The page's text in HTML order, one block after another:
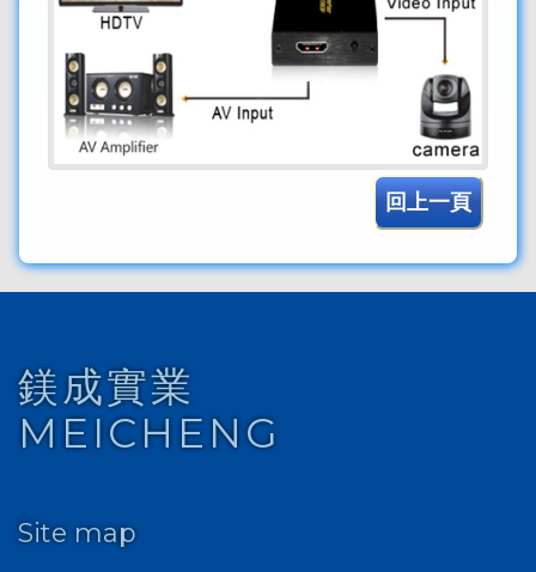
回上一頁
鎂成實業
MEICHENG
Site map